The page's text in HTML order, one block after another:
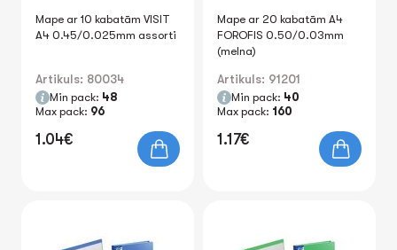
Mape ar 10 kabatām VISIT
A4 0.45/0.025mm assorti
Artikuls: 80034
Min pack: 48
Max pack: 96
1.04€
Mape ar 20 kabatām A4
FOROFIS 0.50/0.03mm
(melna)
Artikuls: 91201
Min pack: 40
Max pack: 160
1.17€